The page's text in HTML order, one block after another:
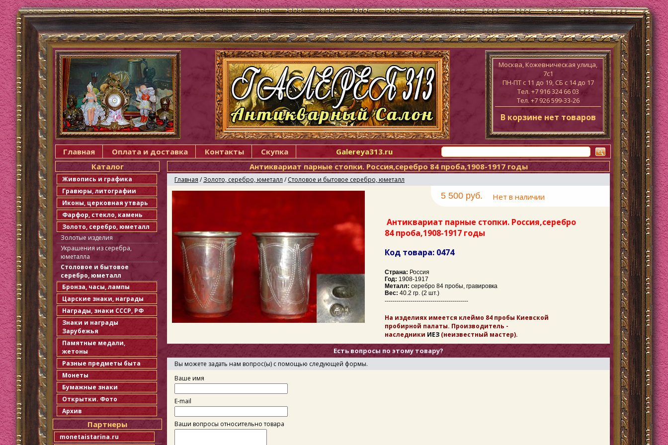
Москва, Кожевническая улица,
7с1
ПН-ПТ c 11 до 19, СБ с 14 до 17
Тел. +7 916 324 66 03
Тел. +7 926 599-33-26
В корзине нет товаров
Главная Оплата и доставка Контакты Скупка
Galereya313.ru
Каталог
Живопись и графика
Гравюры, литографии
Иконы, церковная утварь
Фарфор, стекло, камень
Золото, серебро, юметалл
Золотые изделия
Украшения из серебра,
юметалла
Столовое и бытовое
серебро, юметалл
Бронза, часы, лампы
Царские знаки, награды
Награды, знаки СССР, РФ
Знаки и награды
Зарубежья
Памятные медали,
жетоны
Разные предметы быта
Монеты
Бумажные знаки
Открытки. Фото
Архив
Партнеры
monetaistarina.ru
Антиквариат парные стопки. Россия,серебро 84 проба,1908-1917 годы
Главная / Золото, серебро, юметалл / Столовое и бытовое серебро, юметалл
5 500 руб. Нет в наличии
Антиквариат парные стопки. Россия,серебро
84 проба,1908-1917 годы
Код товара: 0474
Страна: Россия
Год: 1908-1917
Металл: серебро 84 пробы, гравировка
Вес: 40.2 гр. (2 шт.)
------------------------------------------
На изделиях имеется клеймо 84 пробы Киевской
пробирной палаты. Производитель -
наследники ИЕЗ (неизвестный мастер).
Есть вопросы по этому товару?
Вы можете задать нам вопрос(ы) с помощью следующей формы.
Ваше имя
E-mail
Ваши вопросы относительно товара